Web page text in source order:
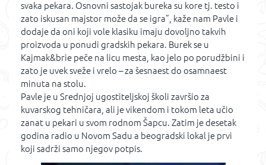
svaka pekara. Osnovni sastojak bureka su kore tj. testo i
zato iskusan majstor može da se igra”, kaže nam Pavle i
dodaje da oni koji vole klasiku imaju dovoljno takvih
proizvoda u ponudi gradskih pekara. Burek se u
Kajmak&brie peče na licu mesta, kao jelo po porudžbini i
zato je uvek sveže i vrelo – za šesnaest do osamnaest
minuta na stolu.
Pavle je u Srednjoj ugostiteljskoj školi završio za
kuvarskog tehničara, ali je vikendom i tokom leta učio
zanat u pekari u svom rodnom Šapcu. Zatim je desetak
godina radio u Novom Sadu a beogradski lokal je prvi
koji sadrži samo njegov potpis.